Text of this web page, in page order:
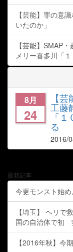
【芸能】罪の意
いたのか」
【芸能】SMAP
メリー喜多川「
8月
24
【
工藤
「
る
2016/
最新記事
今更モンスト始
【埼玉】 ヘリ
国の自治体で初
【2016年秋】今